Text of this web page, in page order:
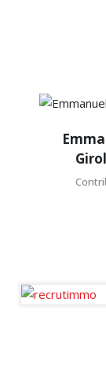
italien, il